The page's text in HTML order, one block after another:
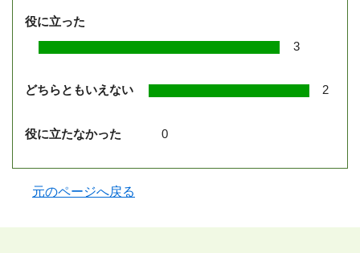
役に立った
3
どちらともいえない 2
役に立たなかった 0
元のページへ戻る